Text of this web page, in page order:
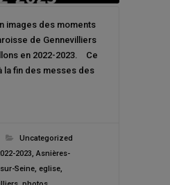
images des moments
de Gennevilliers
en 2022-2023. Ce
la fin des messes des
Uncategorized
2023, Asnières-
Seine, eglise,